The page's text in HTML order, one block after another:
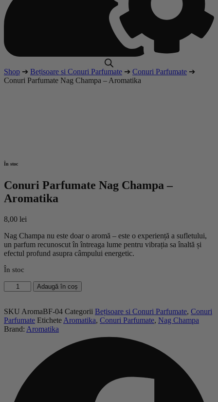
Shop ➔ Bețisoare si Conuri Parfumate ➔ Conuri Parfumate ➔
Conuri Parfumate Nag Champa – Aromatika
În stoc
Conuri Parfumate Nag Champa –
Aromatika
8,00 lei
Nag Champa nu este doar o aromă – este o experiență a sufletului,
un parfum recunoscut în întreaga lume pentru vibrația sa înaltă și
efectul profund asupra câmpului energetic.
În stoc
Cantitate
Conuri
Nag
Champa
-
Adaugă în coș
SKU AromaBF-04 Categorii Bețisoare si Conuri Parfumate, Conuri
Parfumate Etichete Aromatika, Conuri Parfumate, Nag Champa
Brand: Aromatika